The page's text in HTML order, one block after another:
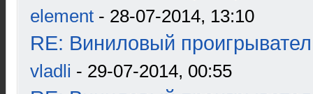
element - 28-07-2014, 13:10
RE: Виниловый
vladli - 29-07-2014, 00:55